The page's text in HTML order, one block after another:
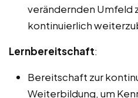
verändernden Umfeld
kontinuierlich
Lernbereitschaft:
Bereitschaft zur
Weiterbildung, um